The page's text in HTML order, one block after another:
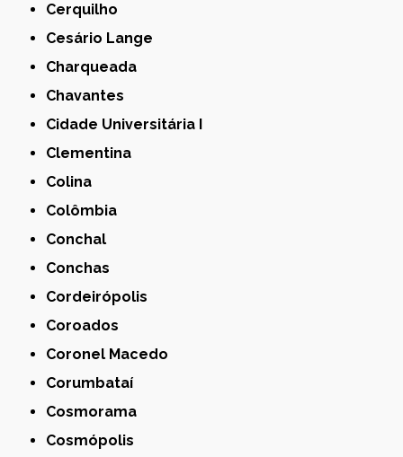
Cerquilho
Cesário Lange
Charqueada
Chavantes
Cidade Universitária I
Clementina
Colina
Colômbia
Conchal
Conchas
Cordeirópolis
Coroados
Coronel Macedo
Corumbataí
Cosmorama
Cosmópolis